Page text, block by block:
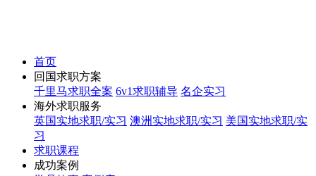
首页
回国求职方案
千里马求职全案 6v1求职辅导 名企实习
海外求职服务
英国实地求职/实习 澳洲实地求职/实习 美国实地求职/实
习
求职课程
成功案例